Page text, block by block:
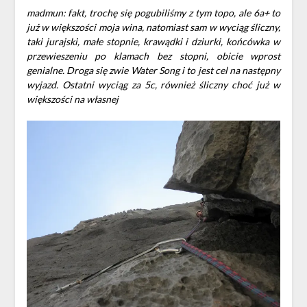
madmun: fakt, trochę się pogubiliśmy z tym topo, ale 6a+ to
już w większości moja wina, natomiast sam w wyciąg śliczny,
taki jurajski, małe stopnie, krawądki i dziurki, końcówka w
przewieszeniu po klamach bez stopni, obicie wprost
genialne. Droga się zwie Water Song i to jest cel na następny
wyjazd. Ostatni wyciąg za 5c, również śliczny choć już w
większości na własnej